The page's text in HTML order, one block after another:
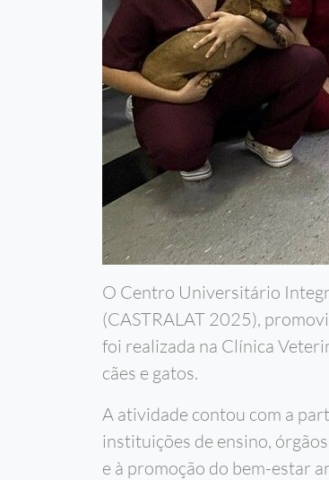
O Centro Universitário
(CASTRALAT 2025),
foi realizada na Clínica
cães e gatos.
A atividade contou com a
instituições de ensino,
e à promoção do bem-estar